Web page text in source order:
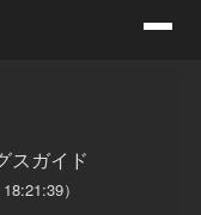
スガイド
）